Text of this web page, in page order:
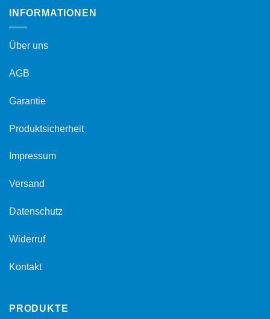
INFORMATIONEN
Über uns
AGB
Garantie
Produktsicherheit
Impressum
Versand
Datenschutz
Widerruf
Kontakt
PRODUKTE